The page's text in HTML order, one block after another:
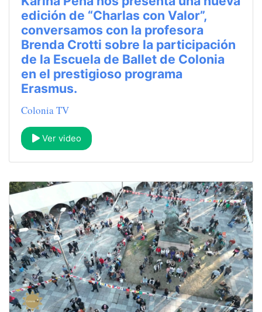
edición de “Charlas con Valor”,
conversamos con la profesora
Brenda Crotti sobre la participación
de la Escuela de Ballet de Colonia
en el prestigioso programa
Erasmus.
Colonia TV
Ver video